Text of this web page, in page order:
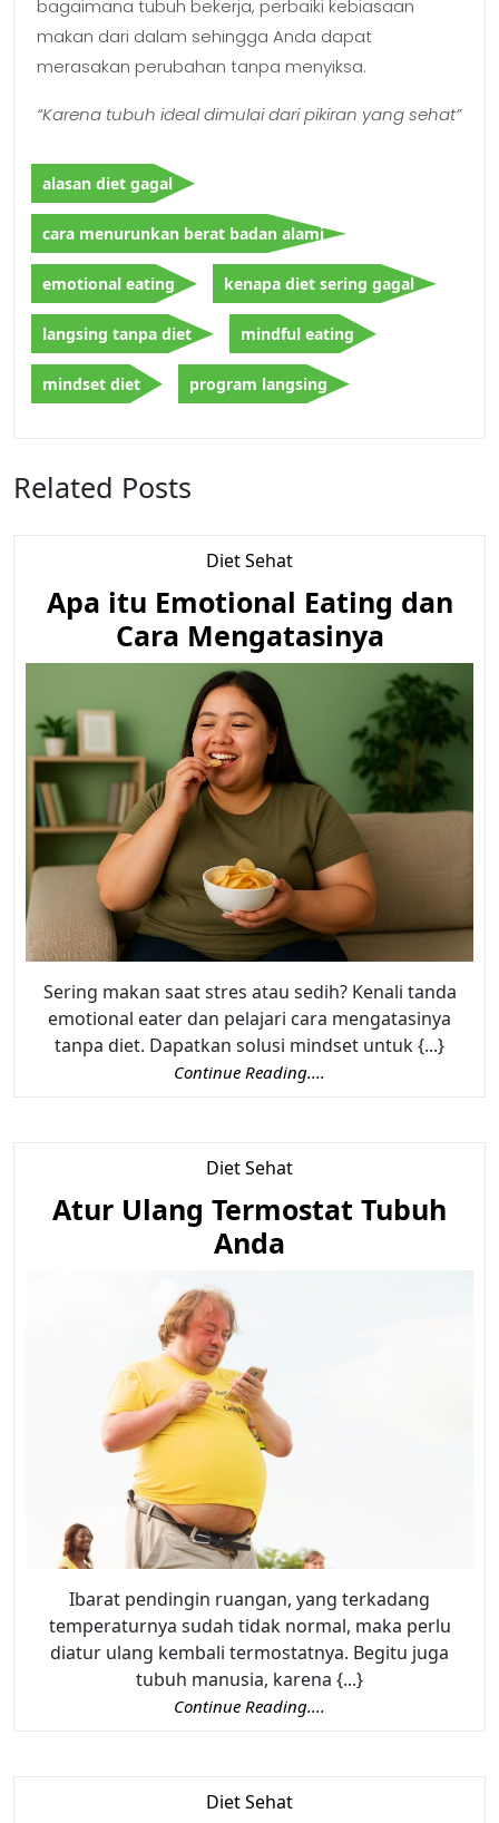
bagaimana tubuh bekerja, perbaiki kebiasaan
makan dari dalam sehingga Anda dapat
merasakan perubahan tanpa menyiksa.
“Karena tubuh ideal dimulai dari pikiran yang sehat”
alasan diet gagal
cara menurunkan berat badan alami
emotional eating kenapa diet sering gagal
langsing tanpa diet mindful eating
mindset diet program langsing
Related Posts
Diet Sehat
Apa itu Emotional Eating dan
Cara Mengatasinya
Sering makan saat stres atau sedih? Kenali tanda
emotional eater dan pelajari cara mengatasinya
tanpa diet. Dapatkan solusi mindset untuk {...}
Continue Reading....
Diet Sehat
Atur Ulang Termostat Tubuh
Anda
Ibarat pendingin ruangan, yang terkadang
temperaturnya sudah tidak normal, maka perlu
diatur ulang kembali termostatnya. Begitu juga
tubuh manusia, karena {...}
Continue Reading....
Diet Sehat